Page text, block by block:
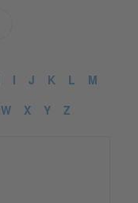
I J K L
M
W X Y Z